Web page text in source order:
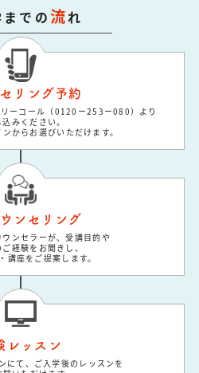
での流れ
リング予約
ーコール（0120ー253ー080）より
みください。
からお選びいただけます。
ンセリング
ンセラーが、受講目的や
経験をお聞きし、
講座をご提案します。
レッスン
にて、ご入学後のレッスンを